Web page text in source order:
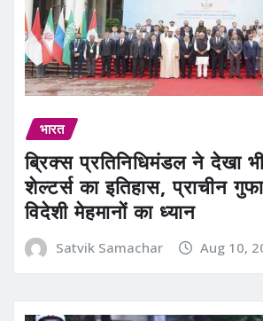
भारत
ब्रिक्स प्रतिनिधिमंडल ने देखा
शेल्टर्स का इतिहास, प्राचीन
विदेशी मेहमानों का ध्यान
Satvik Samachar Aug 10,